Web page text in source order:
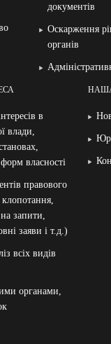
документів
Оскарження
органів
в
влади,
форм власності
правового
запити,
заяви і т.д.)
всіх видів
органами,